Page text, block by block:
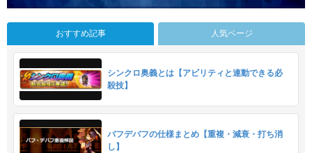
おすすめ記事 人気ページ
シンクロ奥義とは【アビリティと連動できる必
殺技】
バフデバフの仕様まとめ【重複・減衰・打ち消
し】